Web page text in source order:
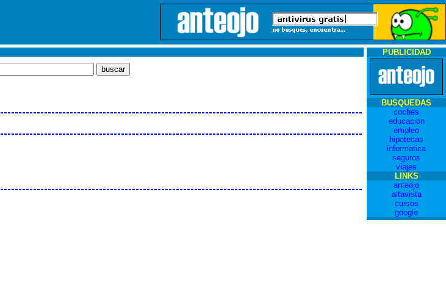
PUBLICIDAD
BUSQUEDAS
coches
educacion
empleo
hipotecas
informatica
seguros
viajes
LINKS
anteojo
altavista
cursos
google